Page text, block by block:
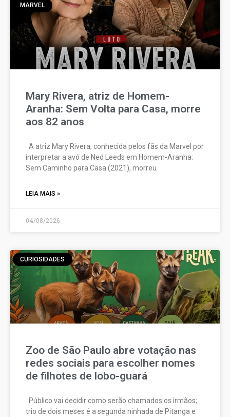
MARVEL
Mary Rivera, atriz de Homem-
Aranha: Sem Volta para Casa, morre
aos 82 anos
A atriz Mary Rivera, conhecida pelos fãs da Marvel por
interpretar a avó de Ned Leeds em Homem-Aranha:
Sem Caminho para Casa (2021), morreu
LEIA MAIS »
04/08/2026
CURIOSIDADES
Zoo de São Paulo abre votação nas
redes sociais para escolher nomes
de filhotes de lobo-guará
Público vai decidir como serão chamados os irmãos;
trio de dois meses é a segunda ninhada de Pitanga e